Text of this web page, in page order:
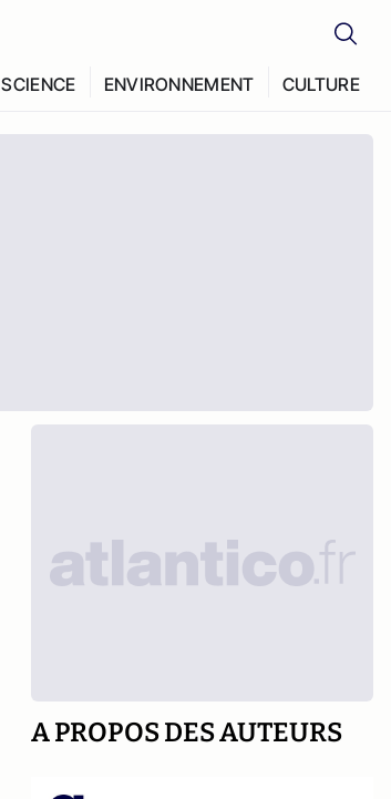
SCIENCE ENVIRONNEMENT CULTURE
A PROPOS DES AUTEURS